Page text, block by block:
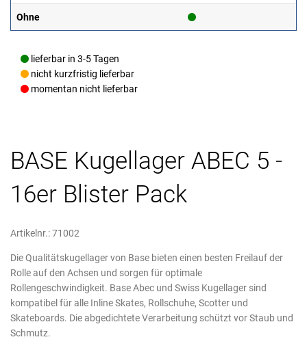
Ohne
lieferbar in 3-5 Tagen
nicht kurzfristig lieferbar
momentan nicht lieferbar
BASE Kugellager ABEC 5 -
16er Blister Pack
Artikelnr.: 71002
Die Qualitätskugellager von Base bieten einen besten Freilauf der
Rolle auf den Achsen und sorgen für optimale
Rollengeschwindigkeit. Base Abec und Swiss Kugellager sind
kompatibel für alle Inline Skates, Rollschuhe, Scotter und
Skateboards. Die abgedichtete Verarbeitung schützt vor Staub und
Schmutz.